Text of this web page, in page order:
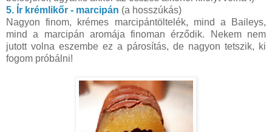
5. Ír krémlikőr - marcipán (a hosszúkás)
Nagyon finom, krémes marcipántöltelék, mind a Baileys,
mind a marcipán aromája finoman érződik. Nekem nem
jutott volna eszembe ez a párosítás, de nagyon tetszik, ki
fogom próbálni!